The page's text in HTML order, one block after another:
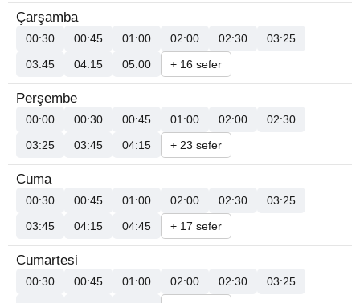
Çarşamba
00:30 00:45 01:00 02:00 02:30
03:25
03:45
04:15 05:00 + 16 sefer
Perşembe
00:00 00:30 00:45 01:00 02:00
02:30
03:25
03:45 04:15 + 23 sefer
Cuma
00:30 00:45 01:00 02:00 02:30
03:25
03:45
04:15 04:45 + 17 sefer
Cumartesi
00:30 00:45 01:00 02:00 02:30
03:25